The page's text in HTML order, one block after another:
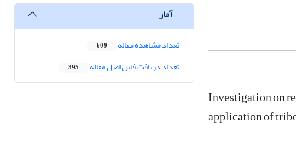
Investigation on
application of
آمار
تعداد مشاهده مقاله 609
تعداد دریافت فایل اصل مقاله 395